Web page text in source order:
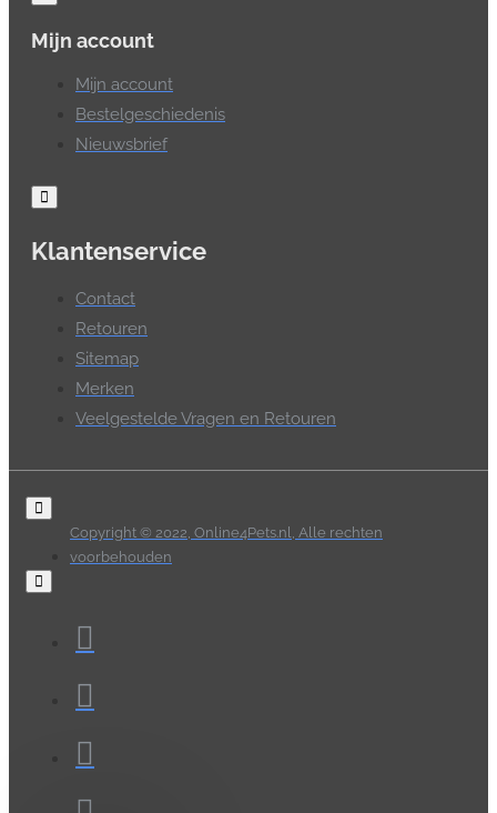
Mijn account
Mijn account
Bestelgeschiedenis
Nieuwsbrief
Klantenservice
Contact
Retouren
Sitemap
Merken
Veelgestelde Vragen en Retouren
Copyright © 2022, Online4Pets.nl, Alle rechten
voorbehouden